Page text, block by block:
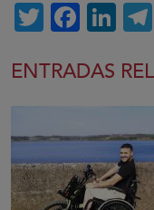
Twitter
ENTRADAS